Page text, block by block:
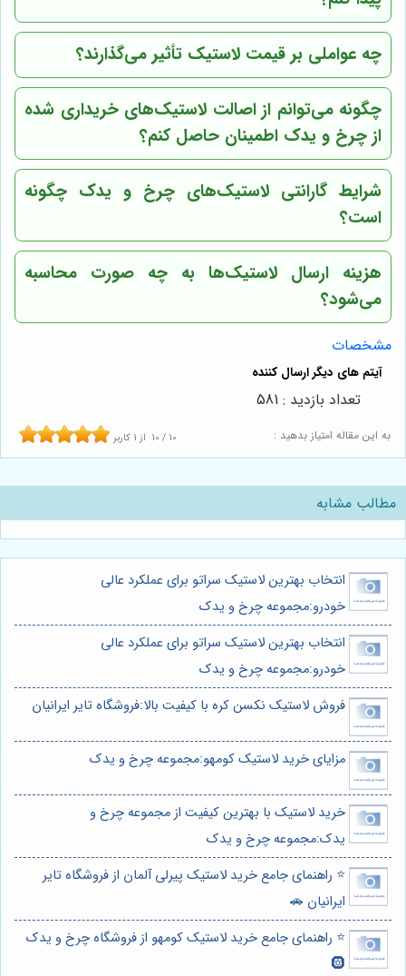
چه عواملی بر قیمت لاستیک تأثیر می‌گذارند؟
چگونه می‌توانم از اصالت لاستیک‌های خریداری شده
ازچرخ و یدک اطمینان حاصل کنم؟
شرایط گارانتی لاستیک‌های چرخ و یدک چگونه
است؟
هزینه ارسال لاستیک‌ها به چه صورت محاسبه
می‌شود؟
مشخصات
به این مقاله امتیاز بدهید : 10 / 10 از1 کاربر
تعداد بازدید : 581
مطالب مشابه
انتخاب بهترین لاستیک سراتو برای عملکرد عالی
خودرو:مجموعه چرخ و یدک
انتخاب بهترین لاستیک سراتو برای عملکرد عالی
خودرو:مجموعه چرخ و یدک
فروش لاستیک نکسن کره با کیفیت بالا:فروشگاه تایر ایرانیان
مزایای خرید لاستیک کومهو:مجموعه چرخ و یدک
خرید لاستیک با بهترین کیفیت از مجموعه چرخ و
یدک:مجموعه چرخ و یدک
⭐️ راهنمای جامع خرید لاستیک پیرلی آلمان از فروشگاه تایر
ایرانیان 🚗
⭐️ راهنمای جامع خرید لاستیک کومهو از فروشگاه چرخ و یدک
🛞